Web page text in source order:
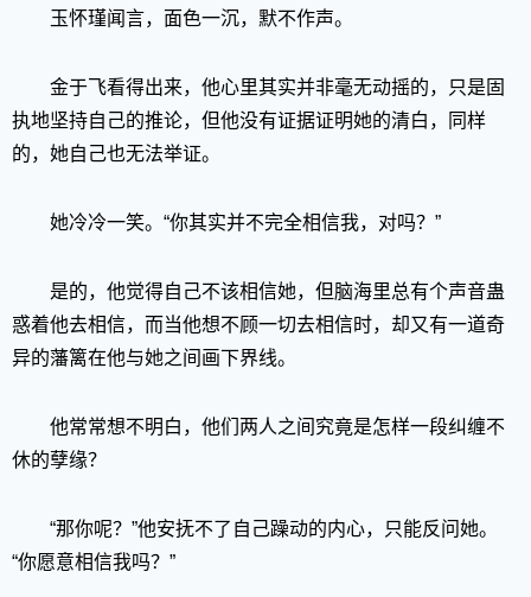
玉怀瑾闻言，面色一沉，默不作声。
金于飞看得出来，他心里其实并非毫无动摇的，只是固
执地坚持自己的推论，但他没有证据证明她的清白，同样
的，她自己也无法举证。
她冷冷一笑。“你其实并不完全相信我，对吗？”
是的，他觉得自己不该相信她，但脑海里总有个声音蛊
惑着他去相信，而当他想不顾一切去相信时，却又有一道奇
异的藩篱在他与她之间画下界线。
他常常想不明白，他们两人之间究竟是怎样一段纠缠不
休的孽缘？
“那你呢？”他安抚不了自己躁动的内心，只能反问她。
“你愿意相信我吗？”